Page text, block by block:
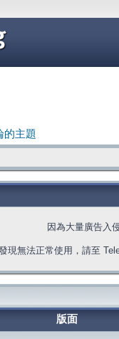
的主題
因為大量廣告入
現無法正常使用，請至
版面